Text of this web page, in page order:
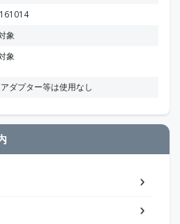
象
象
ダプター等は使用なし